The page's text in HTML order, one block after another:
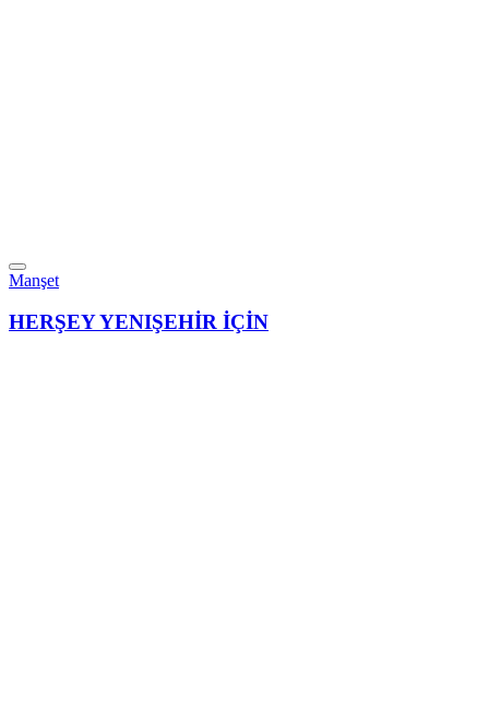
Manşet
HERŞEY YENIŞEHİR İÇİN